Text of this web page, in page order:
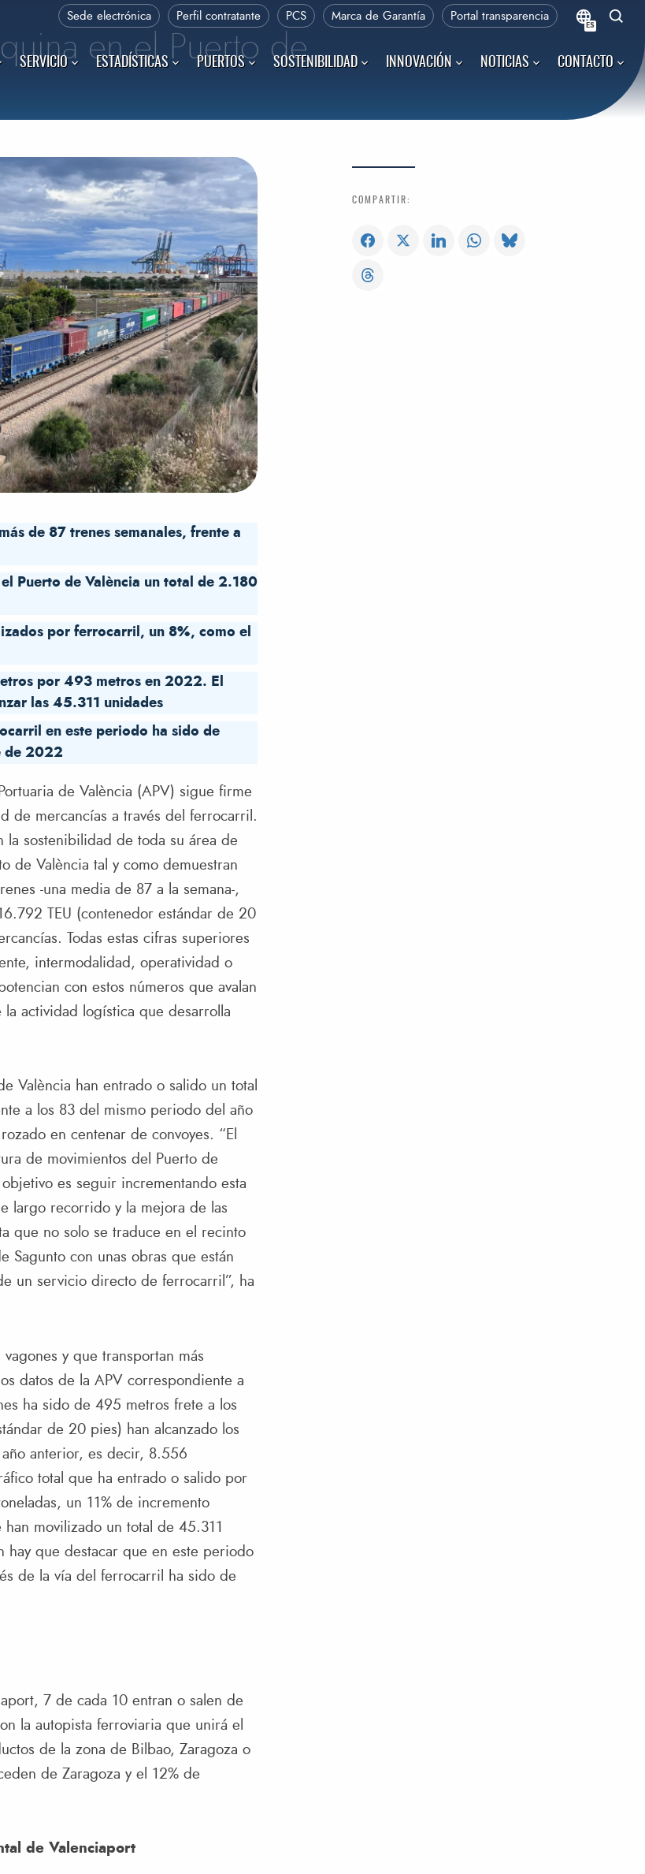
Sede electrónica Perfil contratante PCS Marca de Garantía Portal transparencia
ES
SERVICIO ESTADÍSTICAS PUERTOS SOSTENIBILIDAD INNOVACIÓN NOTICIAS CONTACTO
en el Puerto de
de 87 trenes semanales, frente a
Puerto de València un total de 2.180
por ferrocarril, un 8%, como el
por 493 metros en 2022. El
las 45.311 unidades
en este periodo ha sido de
de 2022
de València (APV) sigue firme
de mercancías a través del ferrocarril.
la sostenibilidad de toda su área de
de València tal y como demuestran
-una media de 87 a la semana-,
TEU (contenedor estándar de 20
Todas estas cifras superiores
intermodalidad, operatividad o
con estos números que avalan
actividad logística que desarrolla
València han entrado o salido un total
a los 83 del mismo periodo del año
en centenar de convoyes. “El
de movimientos del Puerto de
es seguir incrementando esta
largo recorrido y la mejora de las
que no solo se traduce en el recinto
Sagunto con unas obras que están
un servicio directo de ferrocarril”, ha
y que transportan más
datos de la APV correspondiente a
ha sido de 495 metros frete a los
de 20 pies) han alcanzado los
anterior, es decir, 8.556
total que ha entrado o salido por
un 11% de incremento
movilizado un total de 45.311
hay que destacar que en este periodo
de la vía del ferrocarril ha sido de
7 de cada 10 entran o salen de
la autopista ferroviaria que unirá el
de la zona de Bilbao, Zaragoza o
de Zaragoza y el 12% de
de Valenciaport
COMPARTIR: